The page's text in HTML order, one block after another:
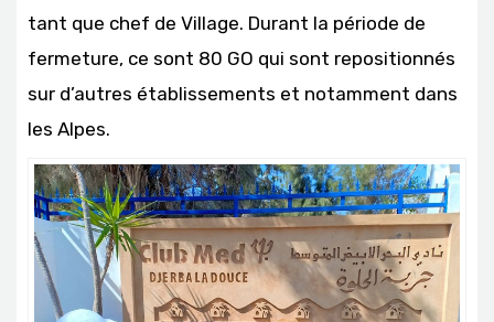
tant que chef de Village. Durant la période de
fermeture, ce sont 80 GO qui sont repositionnés
sur d’autres établissements et notamment dans
les Alpes.